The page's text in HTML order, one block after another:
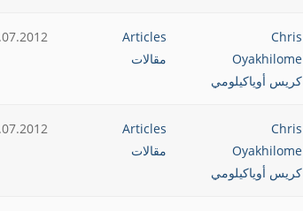
Chris
Oyakhilome
كريس أوياكيلومي
Articles
مقالات
Chris
Oyakhilome
كريس أوياكيلومي
Articles
مقالات